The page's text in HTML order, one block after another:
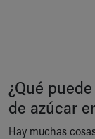
¿Qué
de azúcar
Hay muchas